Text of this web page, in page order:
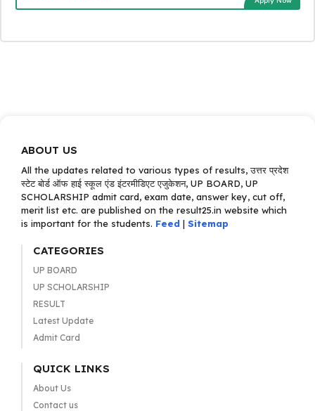
ABOUT US
All the updates related to various types of results, उत्तर प्रदेश
स्टेट बोर्ड ऑफ हाई स्कूल एंड इंटरमीडिएट एजुकेशन, UP BOARD, UP
SCHOLARSHIP admit card, exam date, answer key, cut off,
merit list etc. are published on the result25.in website which
is important for the students. Feed | Sitemap
CATEGORIES
UP BOARD
UP SCHOLARSHIP
RESULT
Latest Update
Admit Card
QUICK LINKS
About Us
Contact us